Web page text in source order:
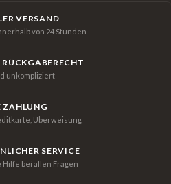
VERSAND
von 24 Stunden
unkompliziert
ZAHLUNG
Überweisung
SERVICE
Hilfe bei allen Fragen